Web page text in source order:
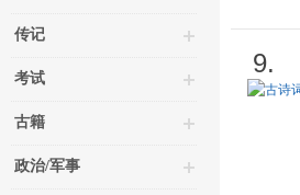
传记
考试
古籍
政治/军事
9.